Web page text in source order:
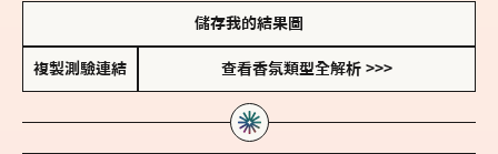
儲存我的結果圖
複製測驗連結 查看香氛類型全解析 >>>